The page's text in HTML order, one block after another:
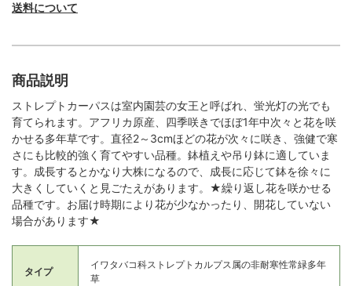
送料について
商品説明
ストレプトカーパスは室内園芸の女王と呼ばれ、蛍光灯の光でも
育てられます。アフリカ原産、四季咲きでほぼ1年中次々と花を咲
かせる多年草です。直径2～3cmほどの花が次々に咲き、強健で寒
さにも比較的強く育てやすい品種。鉢植えや吊り鉢に適していま
す。成長するとかなり大株になるので、成長に応じて鉢を徐々に
大きくしていくと見ごたえがあります。★繰り返し花を咲かせる
品種です。お届け時期により花が少なかったり、開花していない
場合があります★
タイプ
イワタバコ科ストレプトカルプス属の非耐寒性常緑多年
草